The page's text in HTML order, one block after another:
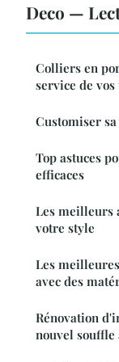
Deco —
Colliers en
service de vos
Customiser
Top astuces
efficaces
Les meilleurs
votre style
Les
avec des
Rénovation
nouvel souffle